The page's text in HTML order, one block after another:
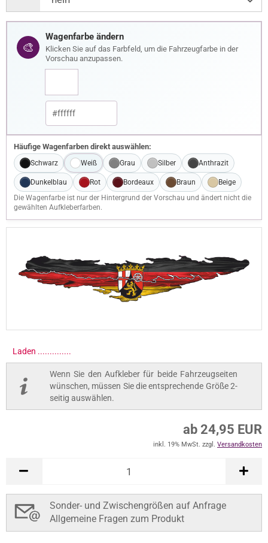
🎨
Wagenfarbe ändern
Klicken Sie auf das Farbfeld, um die Fahrzeugfarbe in der
Vorschau anzupassen.
Häufige Wagenfarben direkt auswählen:
Schwarz Weiß Grau Silber Anthrazit
Dunkelblau Rot Bordeaux Braun
Beige
Die Wagenfarbe ist nur der Hintergrund der Vorschau und ändert nicht die
gewählten Aufkleberfarben.
Laden ..............
Wenn Sie den Aufkleber für beide Fahrzeugseiten
wünschen, müssen Sie die entsprechende Größe 2-
seitig auswählen.
ab 24,95 EUR
inkl. 19% MwSt. zzgl. Versandkosten
Sonder- und Zwischengrößen auf Anfrage
Allgemeine Fragen zum Produkt